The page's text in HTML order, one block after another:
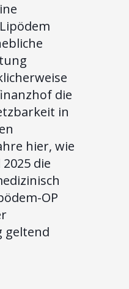
die
in
hier, wie
die
OP
geltend